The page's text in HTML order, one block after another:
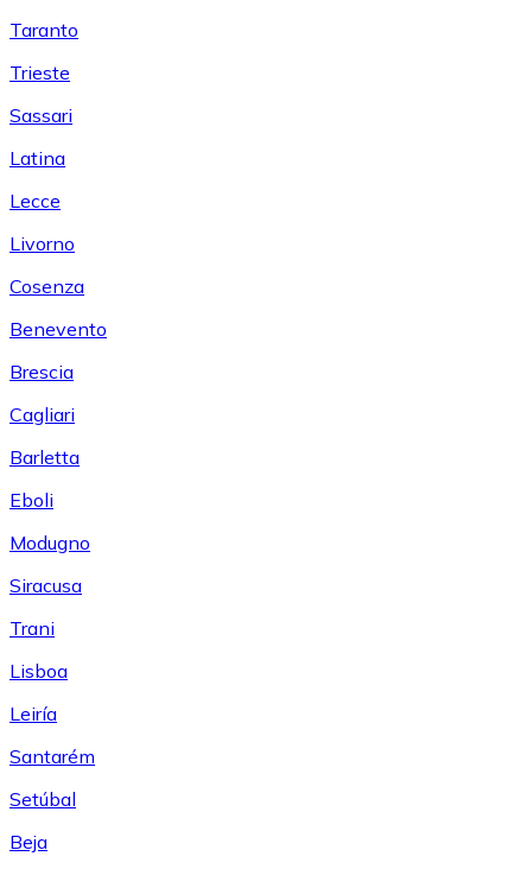
Taranto
Trieste
Sassari
Latina
Lecce
Livorno
Cosenza
Benevento
Brescia
Cagliari
Barletta
Eboli
Modugno
Siracusa
Trani
Lisboa
Leiría
Santarém
Setúbal
Beja